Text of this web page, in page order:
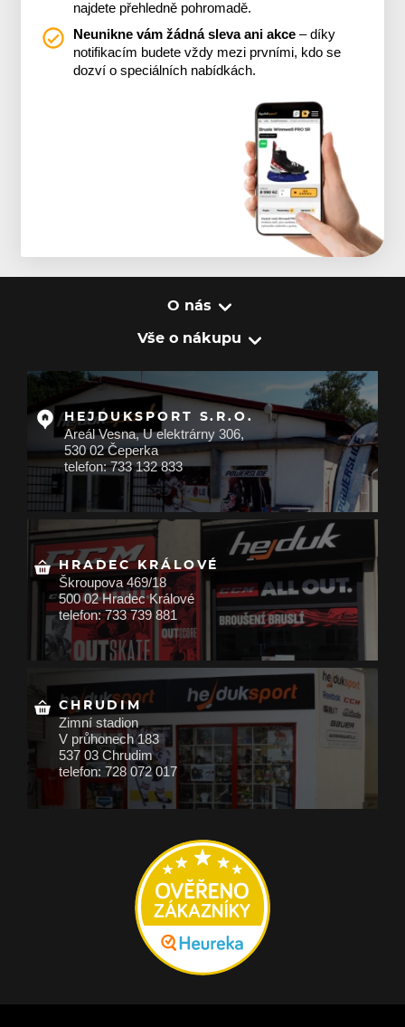
najdete přehledně pohromadě.
Neunikne vám žádná sleva ani akce – díky
notifikacím budete vždy mezi prvními, kdo se
dozví o speciálních nabídkách.
O nás
Vše o nákupu
HEJDUKSPORT S.R.O.
Areál Vesna, U elektrárny 306,
530 02 Čeperka
telefon: 733 132 833
HRADEC KRÁLOVÉ
Škroupova 469/18
500 02 Hradec Králové
telefon: 733 739 881
CHRUDIM
Zimní stadion
V průhonech 183
537 03 Chrudim
telefon: 728 072 017